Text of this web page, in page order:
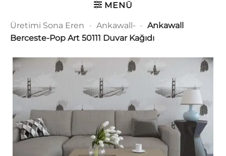
MENÜ
Üretimi Sona Eren - Ankawall- - Ankawall
Berceste-Pop Art 50111 Duvar Kağıdı